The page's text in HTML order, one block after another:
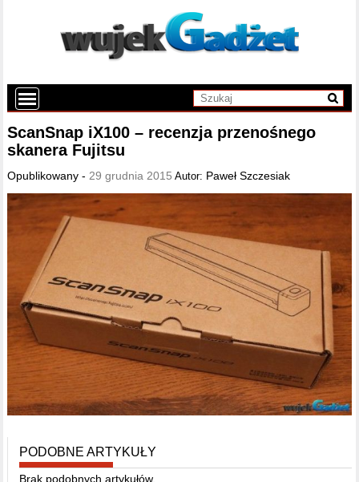
ScanSnap iX100 – recenzja przenośnego
skanera Fujitsu
Opublikowany - 29 grudnia 2015 Autor: Paweł Szczesiak
PODOBNE ARTYKUŁY
Brak podobnych artykułów.